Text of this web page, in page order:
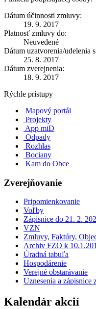
Dátum účinnosti zmluvy:
19. 9. 2017
Platnosť zmluvy do:
Neuvedené
Dátum uzatvorenia/udelenia
25. 8. 2017
Dátum zverejnenia:
18. 9. 2017
Rýchle prístupy
Mapový portál
Projekty
App miD
Odpady
Rozhlas
Bociany
Kam do Obce
Zverejňovanie
Pripomienkovanie
Voľby
Zápisnice do 21. 2.
VZN
Zmluvy, Faktúry,
Archiv FZO k
Úradná tabuľa
Hospodárenie
Verejné obstarávanie
Uznesenia a zápisnice
Kalendár akcií